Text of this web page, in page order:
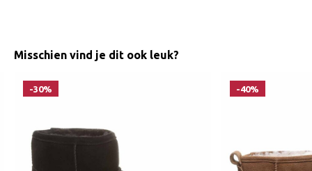
Misschien vind je dit ook leuk?
-30% -40%